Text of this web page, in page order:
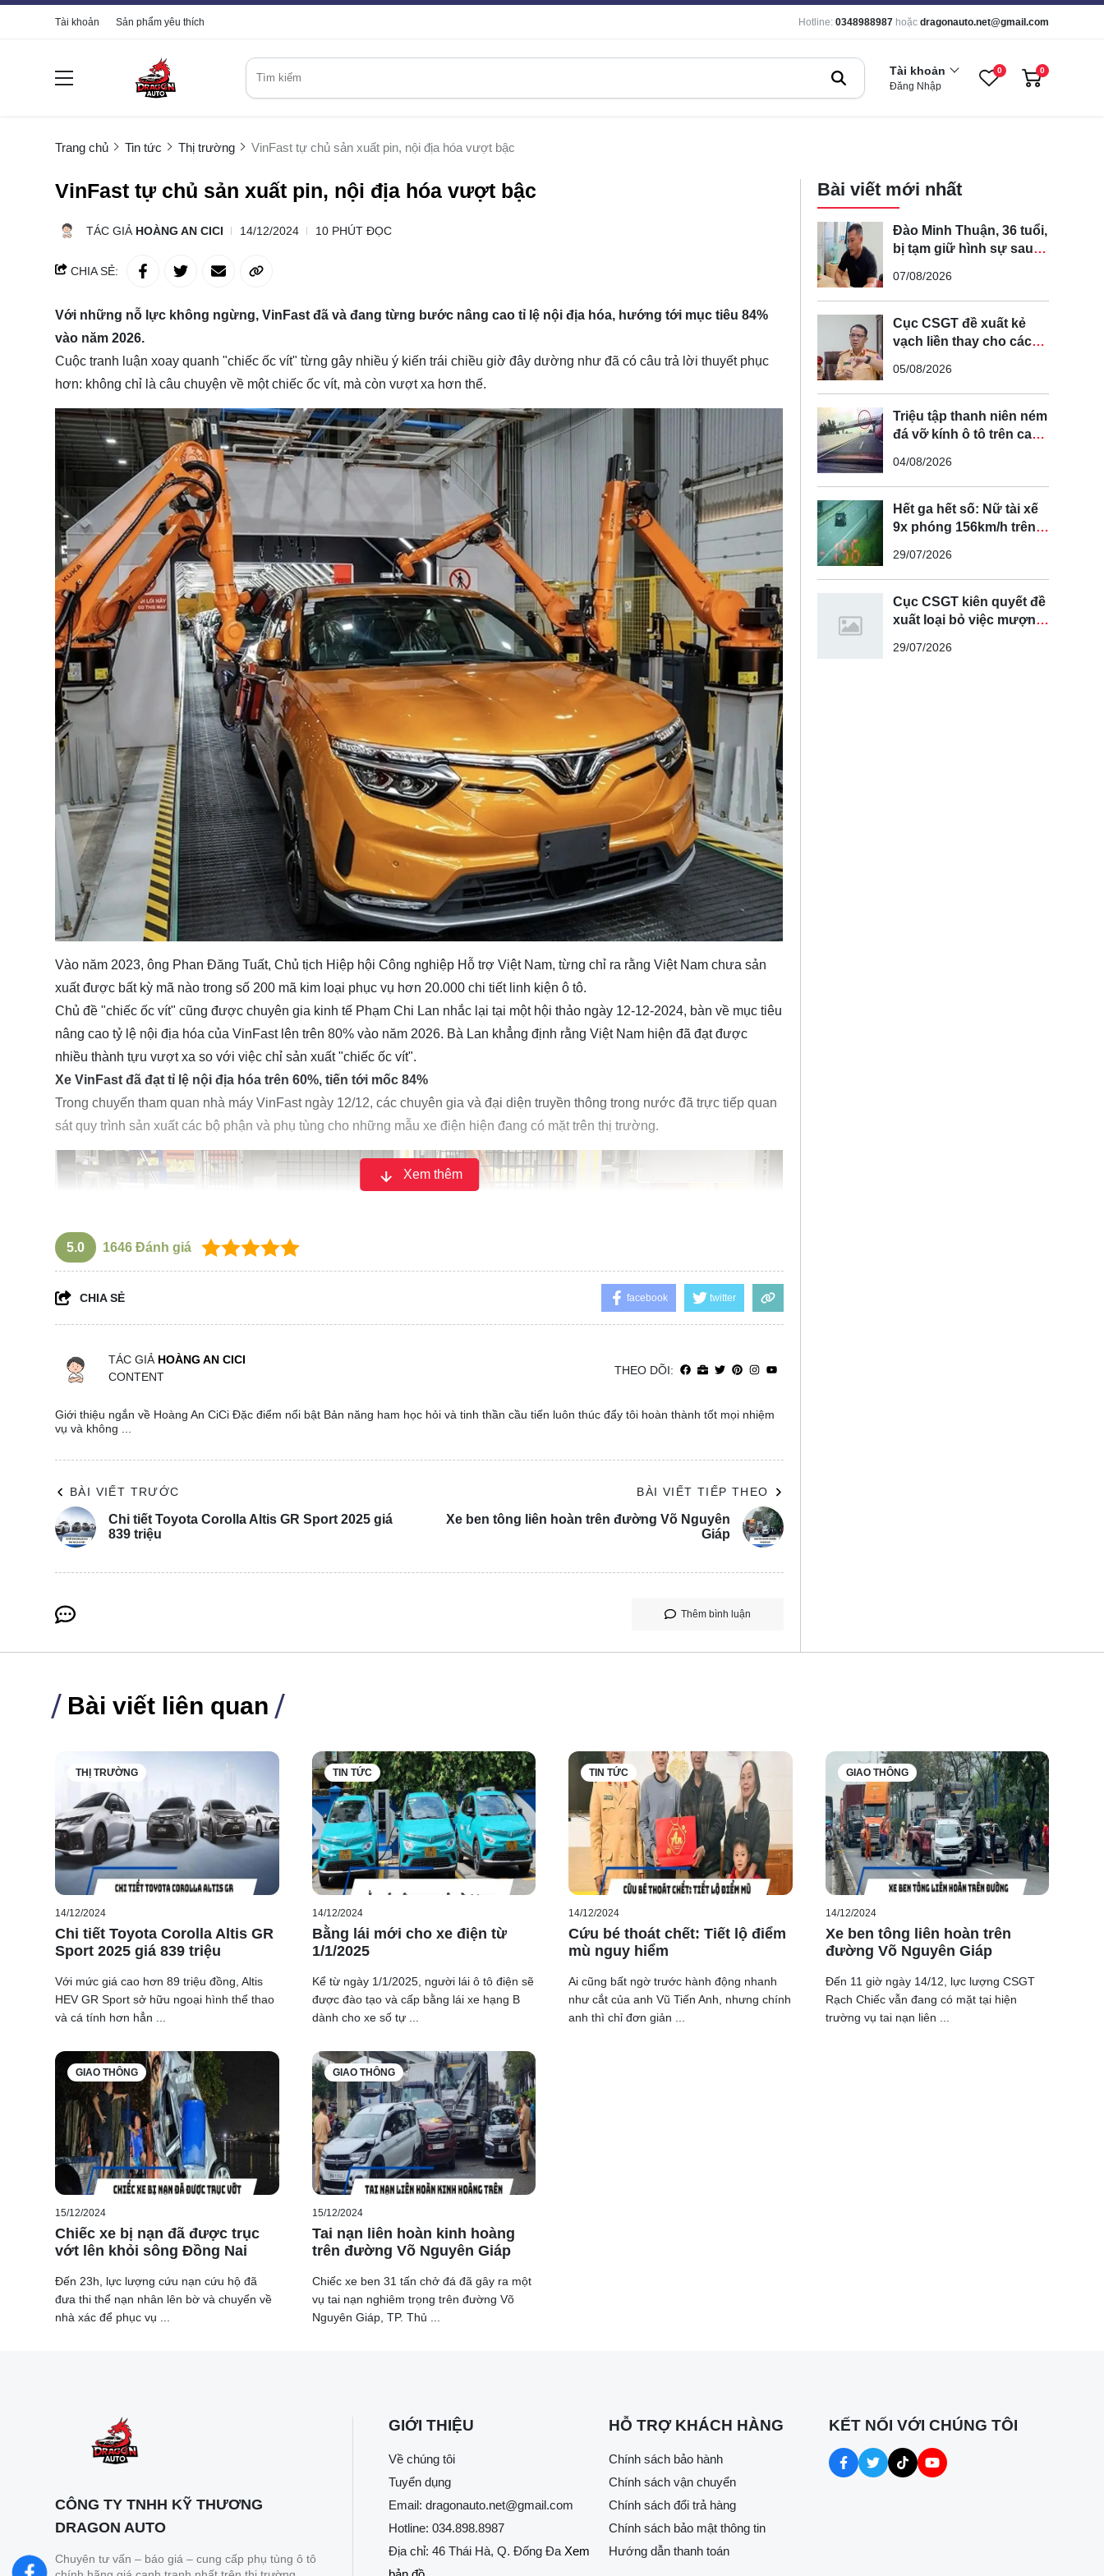
Tài khoản Sản phẩm yêu thích Hotline: 0348988987 hoặc dragonauto.net@gmail.com
Tài khoản
Đăng Nhập
0 0
Trang chủ Tin tức Thị trường VinFast tự chủ sản xuất pin, nội địa hóa vượt bậc
VinFast tự chủ sản xuất pin, nội địa hóa vượt bậc
TÁC GIẢ HOÀNG AN CICI 14/12/2024 10 PHÚT ĐỌC
CHIA SẺ:
Với những nỗ lực không ngừng, VinFast đã và đang từng bước nâng cao tỉ lệ nội địa hóa, hướng tới mục tiêu 84%
vào năm 2026.
Cuộc tranh luận xoay quanh "chiếc ốc vít" từng gây nhiều ý kiến trái chiều giờ đây dường như đã có câu trả lời thuyết phục
hơn: không chỉ là câu chuyện về một chiếc ốc vít, mà còn vượt xa hơn thế.
Vào năm 2023, ông Phan Đăng Tuất, Chủ tịch Hiệp hội Công nghiệp Hỗ trợ Việt Nam, từng chỉ ra rằng Việt Nam chưa sản
xuất được bất kỳ mã nào trong số 200 mã kim loại phục vụ hơn 20.000 chi tiết linh kiện ô tô.
Chủ đề "chiếc ốc vít" cũng được chuyên gia kinh tế Phạm Chi Lan nhắc lại tại một hội thảo ngày 12-12-2024, bàn về mục tiêu
nâng cao tỷ lệ nội địa hóa của VinFast lên trên 80% vào năm 2026. Bà Lan khẳng định rằng Việt Nam hiện đã đạt được
nhiều thành tựu vượt xa so với việc chỉ sản xuất "chiếc ốc vít".
Xe VinFast đã đạt tỉ lệ nội địa hóa trên 60%, tiến tới mốc 84%
Trong chuyến tham quan nhà máy VinFast ngày 12/12, các chuyên gia và đại diện truyền thông trong nước đã trực tiếp quan
sát quy trình sản xuất các bộ phận và phụ tùng cho những mẫu xe điện hiện đang có mặt trên thị trường.
Tại đây, nhiều chi tiết quan trọng cấu thành nên ô tô điện, từ khung vỏ đến động cơ, đều được sản xuất ngay trong khuôn
điều kiện cho các doanh nghiệp tham gia chuỗi cung ứng linh kiện.
Hiện nay, VinFast sở hữu các nhà máy dập, hàn, lắp ráp và sản xuất động cơ, với hệ thống dây chuyền công nghệ tiên tiến
được nhập khẩu từ các thương hiệu uy tín đến từ Đức, Áo, Hàn Quốc...
Hải Phòng. Các thiết bị phục vụ sản xuất đều đến từ những quốc gia có nền công nghiệp tiên tiến và hiện đại nhất."
Chuyên gia này cũng nhận định rằng mục tiêu đạt tỷ lệ nội địa hóa 84% vào năm 2026, như VinFast đã công bố, hoàn toàn
Xem thêm
5.0 1646 Đánh giá
CHIA SẺ facebook twitter
TÁC GIẢ HOÀNG AN CICI
CONTENT
THEO DÕI:
Giới thiệu ngắn về Hoàng An CiCi Đặc điểm nổi bật Bản năng ham học hỏi và tinh thần cầu tiến luôn thúc đẩy tôi hoàn thành tốt mọi nhiệm
vụ và không ...
BÀI VIẾT TRƯỚC
Chi tiết Toyota Corolla Altis GR Sport 2025 giá
839 triệu
BÀI VIẾT TIẾP THEO
Xe ben tông liên hoàn trên đường Võ Nguyên
Giáp
Thêm bình luận
Bài viết mới nhất
Đào Minh Thuận, 36 tuổi,
bị tạm giữ hình sự sau
rồi đạp ngã chồng cũ
của bạn gái
07/08/2026
Cục CSGT đề xuất kẻ
vạch liền thay cho các
tuyến đường cong, cua,
đèo dốc để tránh tài xế
vượt ẩu
05/08/2026
Triệu tập thanh niên ném
đá vỡ kính ô tô trên cao
04/08/2026
Hết ga hết số: Nữ tài xế
9x phóng 156km/h trên
29/07/2026
Cục CSGT kiên quyết đề
xuất loại bỏ việc mượn
để vượt xe
29/07/2026
Bài viết liên quan
THỊ TRƯỜNG
14/12/2024
Chi tiết Toyota Corolla Altis GR
Sport 2025 giá 839 triệu
Với mức giá cao hơn 89 triệu đồng, Altis
HEV GR Sport sở hữu ngoại hình thể thao
và cá tính hơn hẳn ...
TIN TỨC
14/12/2024
Bằng lái mới cho xe điện từ
1/1/2025
Kể từ ngày 1/1/2025, người lái ô tô điện sẽ
được đào tạo và cấp bằng lái xe hạng B
dành cho xe số tự ...
TIN TỨC
14/12/2024
Cứu bé thoát chết: Tiết lộ điểm
mù nguy hiểm
Ai cũng bất ngờ trước hành động nhanh
như cắt của anh Vũ Tiến Anh, nhưng chính
anh thì chỉ đơn giản ...
GIAO THÔNG
14/12/2024
Xe ben tông liên hoàn trên
đường Võ Nguyên Giáp
Đến 11 giờ ngày 14/12, lực lượng CSGT
Rạch Chiếc vẫn đang có mặt tại hiện
trường vụ tai nạn liên ...
GIAO THÔNG
15/12/2024
Chiếc xe bị nạn đã được trục
vớt lên khỏi sông Đồng Nai
Đến 23h, lực lượng cứu nạn cứu hộ đã
đưa thi thể nạn nhân lên bờ và chuyển về
nhà xác để phục vụ ...
GIAO THÔNG
15/12/2024
Tai nạn liên hoàn kinh hoàng
trên đường Võ Nguyên Giáp
Chiếc xe ben 31 tấn chở đá đã gây ra một
vụ tai nạn nghiêm trọng trên đường Võ
Nguyên Giáp, TP. Thủ ...
CÔNG TY TNHH KỸ THƯƠNG
DRAGON AUTO
Chuyên tư vấn – báo giá – cung cấp phụ tùng ô tô
GIỚI THIỆU
Về chúng tôi
Tuyển dụng
Email: dragonauto.net@gmail.com
Hotline: 034.898.8987
Địa chỉ: 46 Thái Hà, Q. Đống Đa Xem
HỖ TRỢ KHÁCH HÀNG
Chính sách bảo hành
Chính sách vận chuyển
Chính sách đổi trả hàng
Chính sách bảo mật thông tin
Hướng dẫn thanh toán
KẾT NỐI VỚI CHÚNG TÔI